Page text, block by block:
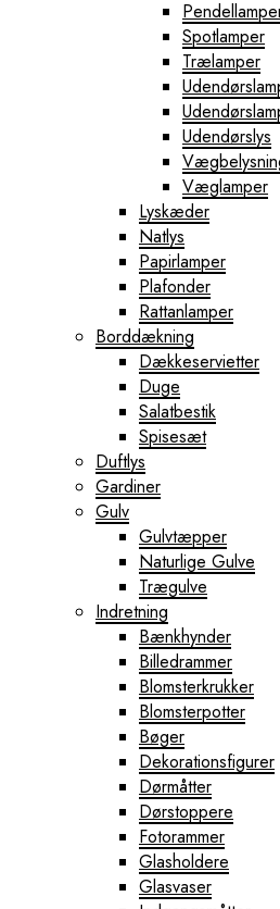
Spotlamper
Trælamper
Udendørslys
Væglamper
Lyskæder
Natlys
Papirlamper
Plafonder
Rattanlamper
Borddækning
Dækkeservietter
Duge
Salatbestik
Spisesæt
Duftlys
Gardiner
Gulv
Gulvtæpper
Naturlige Gulve
Trægulve
Indretning
Bænkhynder
Billedrammer
Blomsterkrukker
Blomsterpotter
Bøger
Dekorationsfigurer
Dørmåtter
Dørstoppere
Fotorammer
Glasholdere
Glasvaser